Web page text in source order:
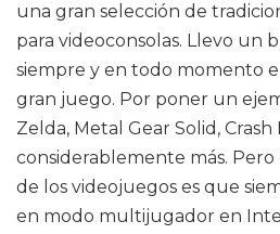
una gran selección de
para videoconsolas. Llevo un
siempre y en todo momento
gran juego. Por poner un
Zelda, Metal Gear Solid,
considerablemente más.
de los videojuegos es que
en modo multijugador en